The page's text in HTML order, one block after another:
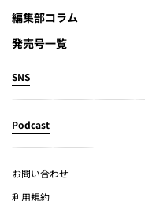
編集部コラム
発売号一覧
SNS
Podcast
お問い合わせ
利用規約